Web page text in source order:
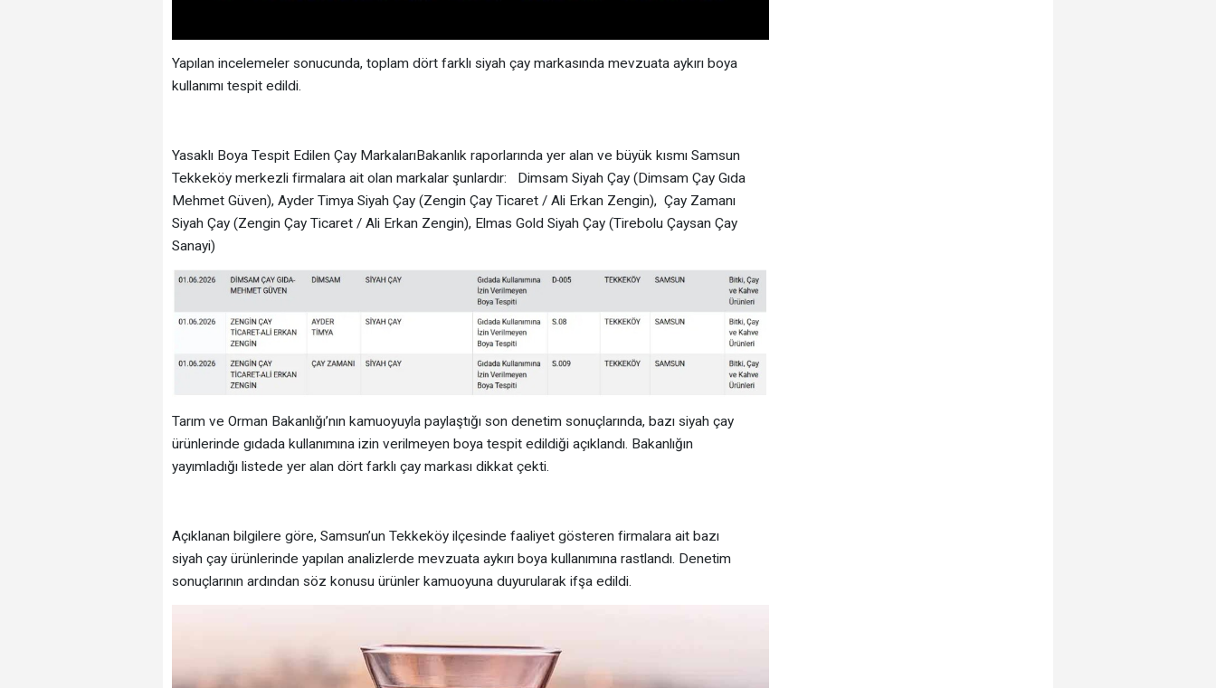
Yapılan incelemeler sonucunda, toplam dört farklı siyah çay markasında mevzuata aykırı boya
kullanımı tespit edildi.
Yasaklı Boya Tespit Edilen Çay MarkalarıBakanlık raporlarında yer alan ve büyük kısmı Samsun
Tekkeköy merkezli firmalara ait olan markalar şunlardır: Dimsam Siyah Çay (Dimsam Çay Gıda
Mehmet Güven), Ayder Timya Siyah Çay (Zengin Çay Ticaret / Ali Erkan Zengin), Çay Zamanı
Siyah Çay (Zengin Çay Ticaret / Ali Erkan Zengin), Elmas Gold Siyah Çay (Tirebolu Çaysan Çay
Sanayi)
Tarım ve Orman Bakanlığı’nın kamuoyuyla paylaştığı son denetim sonuçlarında, bazı siyah çay
ürünlerinde gıdada kullanımına izin verilmeyen boya tespit edildiği açıklandı. Bakanlığın
yayımladığı listede yer alan dört farklı çay markası dikkat çekti.
Açıklanan bilgilere göre, Samsun’un Tekkeköy ilçesinde faaliyet gösteren firmalara ait bazı
siyah çay ürünlerinde yapılan analizlerde mevzuata aykırı boya kullanımına rastlandı. Denetim
sonuçlarının ardından söz konusu ürünler kamuoyuna duyurularak ifşa edildi.